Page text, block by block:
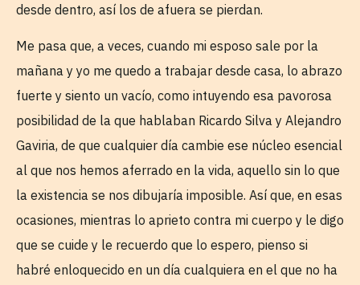
desde dentro, así los de afuera se pierdan.
Me pasa que, a veces, cuando mi esposo sale por la
mañana y yo me quedo a trabajar desde casa, lo abrazo
fuerte y siento un vacío, como intuyendo esa pavorosa
posibilidad de la que hablaban Ricardo Silva y Alejandro
Gaviria, de que cualquier día cambie ese núcleo esencial
al que nos hemos aferrado en la vida, aquello sin lo que
la existencia se nos dibujaría imposible. Así que, en esas
ocasiones, mientras lo aprieto contra mi cuerpo y le digo
que se cuide y le recuerdo que lo espero, pienso si
habré enloquecido en un día cualquiera en el que no ha